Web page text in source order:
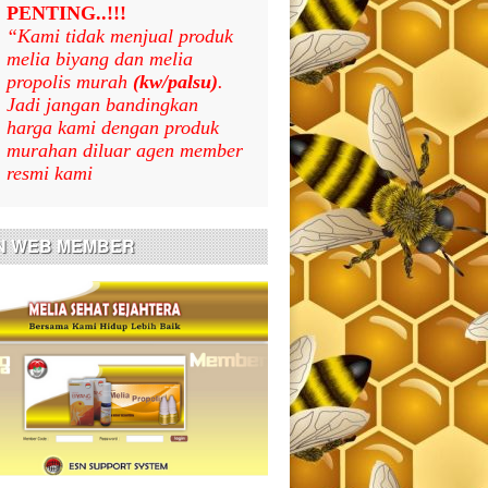
PENTING..!!!
“Kami tidak menjual produk
melia biyang dan melia
propolis murah (kw/palsu).
Jadi jangan bandingkan
harga kami dengan produk
murahan diluar agen member
resmi kami
WEB MEMBER